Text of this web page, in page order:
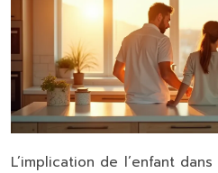
L’implication de l’enfant